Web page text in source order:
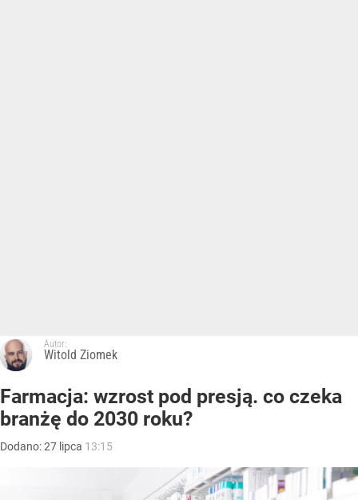
Autor:
Witold Ziomek
Farmacja: wzrost pod presją. co czeka
branżę do 2030 roku?
Dodano:27 lipca 13:15